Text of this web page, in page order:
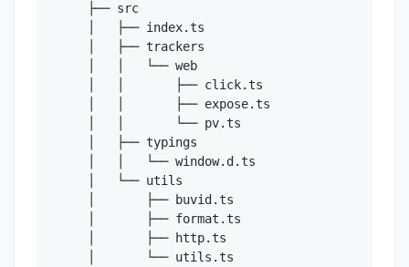
├── src
│   ├── index.ts
│   ├── trackers
│   │   └── web
│   │       ├── click.ts
│   │       ├── expose.ts
│   │       └── pv.ts
│   ├── typings
│   │   └── window.d.ts
│   └── utils
│       ├── buvid.ts
│       ├── format.ts
│       ├── http.ts
│       └── utils.ts